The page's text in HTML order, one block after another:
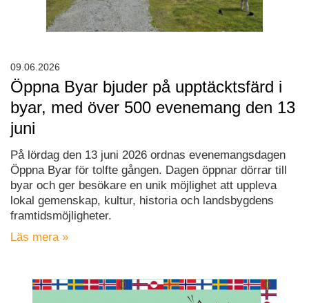
Öppna Byar bjuder på upptäcktsfärd i
byar, med över 500 evenemang den 13
juni
På lördag den 13 juni 2026 ordnas evenemangsdagen
Öppna Byar för tolfte gången. Dagen öppnar dörrar till
byar och ger besökare en unik möjlighet att uppleva
lokal gemenskap, kultur, historia och landsbygdens
framtidsmöjligheter.
Läs mera »
09.06.2026